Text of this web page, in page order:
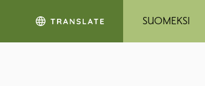
SUOMEKSI